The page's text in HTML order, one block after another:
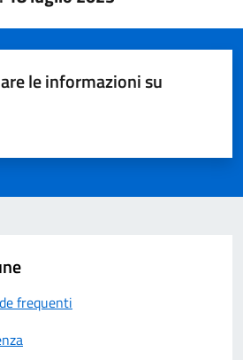
le informazioni su
frequenti